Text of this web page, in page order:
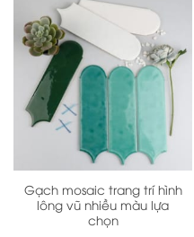
Gạch mosaic trang trí hình
lông vũ nhiều màu lựa
chọn